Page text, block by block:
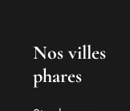
Nos villes
phares